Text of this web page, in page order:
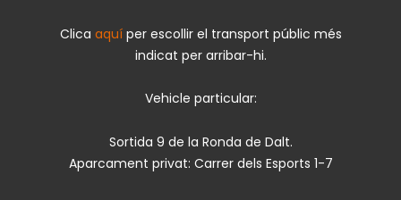
Clica aquí per escollir el transport públic més
indicat per arribar-hi.
Vehicle particular:
Sortida 9 de la Ronda de Dalt.
Aparcament privat: Carrer dels Esports 1-7